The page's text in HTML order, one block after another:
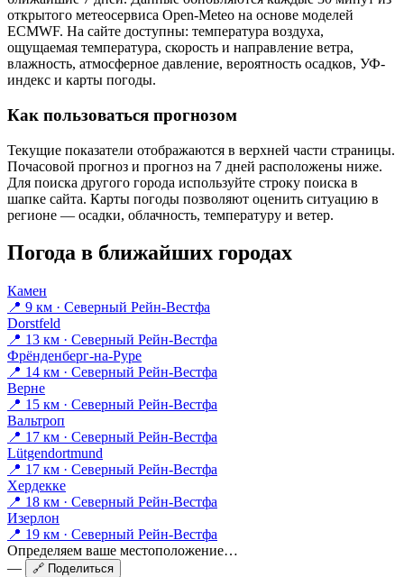
открытого метеосервиса Open-Meteo на основе моделей
ECMWF. На сайте доступны: температура воздуха,
ощущаемая температура, скорость и направление ветра,
влажность, атмосферное давление, вероятность осадков, УФ-
индекс и карты погоды.
Как пользоваться прогнозом
Текущие показатели отображаются в верхней части страницы.
Почасовой прогноз и прогноз на 7 дней расположены ниже.
Для поиска другого города используйте строку поиска в
шапке сайта. Карты погоды позволяют оценить ситуацию в
регионе — осадки, облачность, температуру и ветер.
Погода в ближайших городах
Камен
📍 9 км · Северный Рейн-Вестфа
Dorstfeld
📍 13 км · Северный Рейн-Вестфа
Фрёнденберг-на-Руре
📍 14 км · Северный Рейн-Вестфа
Верне
📍 15 км · Северный Рейн-Вестфа
Вальтроп
📍 17 км · Северный Рейн-Вестфа
Lütgendortmund
📍 17 км · Северный Рейн-Вестфа
Хердекке
📍 18 км · Северный Рейн-Вестфа
Изерлон
📍 19 км · Северный Рейн-Вестфа
Определяем ваше местоположение…
—
🔗 Поделиться